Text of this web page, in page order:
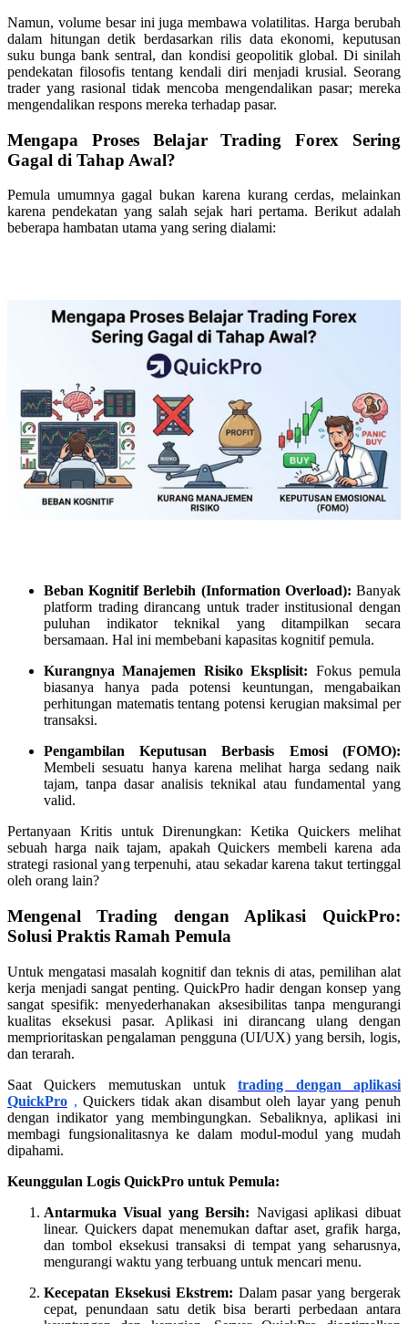
Namun, volume besar ini juga membawa volatilitas. Harga berubah
dalam hitungan detik berdasarkan rilis data ekonomi, keputusan
suku bunga bank sentral, dan kondisi geopolitik global. Di sinilah
pendekatan filosofis tentang kendali diri menjadi krusial. Seorang
trader yang rasional tidak mencoba mengendalikan pasar; mereka
mengendalikan respons mereka terhadap pasar.
Mengapa Proses Belajar Trading Forex Sering
Gagal di Tahap Awal?
Pemula umumnya gagal bukan karena kurang cerdas, melainkan
karena pendekatan yang salah sejak hari pertama. Berikut adalah
beberapa hambatan utama yang sering dialami:
Beban Kognitif Berlebih (Information Overload): Banyak
platform trading dirancang untuk trader institusional dengan
puluhan indikator teknikal yang ditampilkan secara
bersamaan. Hal ini membebani kapasitas kognitif pemula.
Kurangnya Manajemen Risiko Eksplisit: Fokus pemula
biasanya hanya pada potensi keuntungan, mengabaikan
perhitungan matematis tentang potensi kerugian maksimal per
transaksi.
Pengambilan Keputusan Berbasis Emosi (FOMO):
Membeli sesuatu hanya karena melihat harga sedang naik
tajam, tanpa dasar analisis teknikal atau fundamental yang
valid.
Pertanyaan Kritis untuk Direnungkan: Ketika Quickers melihat
sebuah harga naik tajam, apakah Quickers membeli karena ada
strategi rasional yang terpenuhi, atau sekadar karena takut tertinggal
oleh orang lain?
Mengenal Trading dengan Aplikasi QuickPro:
Solusi Praktis Ramah Pemula
Untuk mengatasi masalah kognitif dan teknis di atas, pemilihan alat
kerja menjadi sangat penting. QuickPro hadir dengan konsep yang
sangat spesifik: menyederhanakan aksesibilitas tanpa mengurangi
kualitas eksekusi pasar. Aplikasi ini dirancang ulang dengan
memprioritaskan pengalaman pengguna (UI/UX) yang bersih, logis,
dan terarah.
Saat Quickers memutuskan untuktrading dengan aplikasi
QuickPro , Quickers tidak akan disambut oleh layar yang penuh
dengan indikator yang membingungkan. Sebaliknya, aplikasi ini
membagi fungsionalitasnya ke dalam modul-modul yang mudah
dipahami.
Keunggulan Logis QuickPro untuk Pemula:
Antarmuka Visual yang Bersih: Navigasi aplikasi dibuat
linear. Quickers dapat menemukan daftar aset, grafik harga,
dan tombol eksekusi transaksi di tempat yang seharusnya,
mengurangi waktu yang terbuang untuk mencari menu.
Kecepatan Eksekusi Ekstrem: Dalam pasar yang bergerak
cepat, penundaan satu detik bisa berarti perbedaan antara